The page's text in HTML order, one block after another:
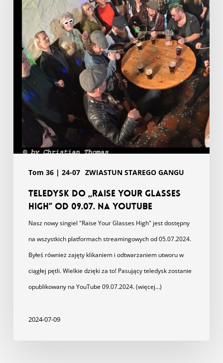
Tom 36 | 24-07 ZWIASTUN STAREGO GANGU
Your
Glasses
High”
od
09.07.
YouTube
Teledysk do „Raise Your Glasses
High” od 09.07. na YouTube
Nasz nowy singiel "Raise Your Glasses High" jest dostępny
na wszystkich platformach streamingowych od 05.07.2024.
Byłeś również zajęty klikaniem i odtwarzaniem utworu w
ciągłej pętli. Wielkie dzięki za to! Pasujący teledysk zostanie
opublikowany na YouTube 09.07.2024. (więcej…)
2024-07-09